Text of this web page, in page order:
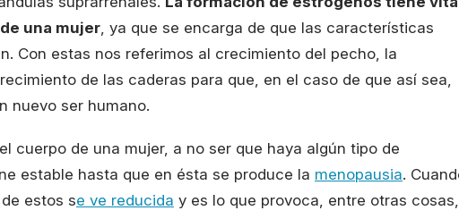
una mujer , ya que se encarga de que las características
Con estas nos referimos al crecimiento del pecho, la
de las caderas para que, en el caso de que así sea,
nuevo ser humano.
cuerpo de una mujer, a no ser que haya algún tipo de
estable hasta que en ésta se produce la menopausia.
estos se ve reducida y es lo que provoca, entre otras cosas,